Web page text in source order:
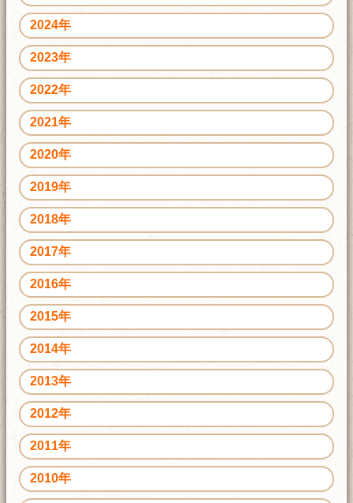
2024年
2023年
2022年
2021年
2020年
2019年
2018年
2017年
2016年
2015年
2014年
2013年
2012年
2011年
2010年